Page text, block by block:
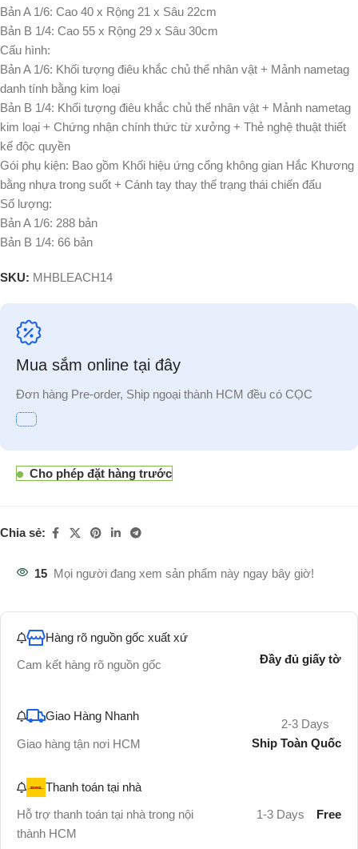
Bản A 1/6: Cao 40 x Rộng 21 x Sâu 22cm
Bản B 1/4: Cao 55 x Rộng 29 x Sâu 30cm
Cấu hình:
Bản A 1/6: Khối tượng điêu khắc chủ thể nhân vật + Mảnh nametag
danh tính bằng kim loại
Bản B 1/4: Khối tượng điêu khắc chủ thể nhân vật + Mảnh nametag
kim loại + Chứng nhận chính thức từ xưởng + Thẻ nghệ thuật thiết
kế độc quyền
Gói phụ kiện: Bao gồm Khối hiệu ứng cổng không gian Hắc Khương
bằng nhựa trong suốt + Cánh tay thay thế trạng thái chiến đấu
Số lượng:
Bản A 1/6: 288 bản
Bản B 1/4: 66 bản
SKU: MHBLEACH14
Mua sắm online tại đây
Đơn hàng Pre-order, Ship ngoại thành HCM đều có CỌC
Cho phép đặt hàng trước
Chia sẻ:
15 Mọi người đang xem sản phẩm này ngay bây giờ!
Hàng rõ nguồn gốc xuất xứ
Cam kết hàng rõ nguồn gốc
Đầy đủ giấy tờ
Giao Hàng Nhanh
Giao hàng tận nơi HCM
2-3 Days
Ship Toàn Quốc
Thanh toán tại nhà
Hỗ trợ thanh toán tại nhà trong nội
thành HCM
1-3 Days Free